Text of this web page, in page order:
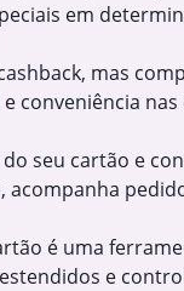
em
mas
conveniência
seu cartão e
acompanha
é uma
e